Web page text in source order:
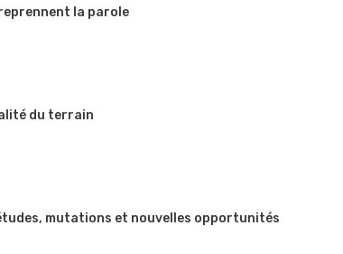
la parole
du terrain
mutations et nouvelles opportunités